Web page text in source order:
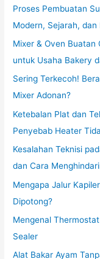
Proses Pembuatan
Modern, Sejarah,
Mixer & Oven Buatan
untuk Usaha Bakery
Sering Terkecoh!
Mixer Adonan?
Ketebalan Plat dan
Penyebab Heater
Kesalahan Teknisi
dan Cara
Mengapa Jalur
Dipotong?
Mengenal
Sealer
Alat Bakar Ayam